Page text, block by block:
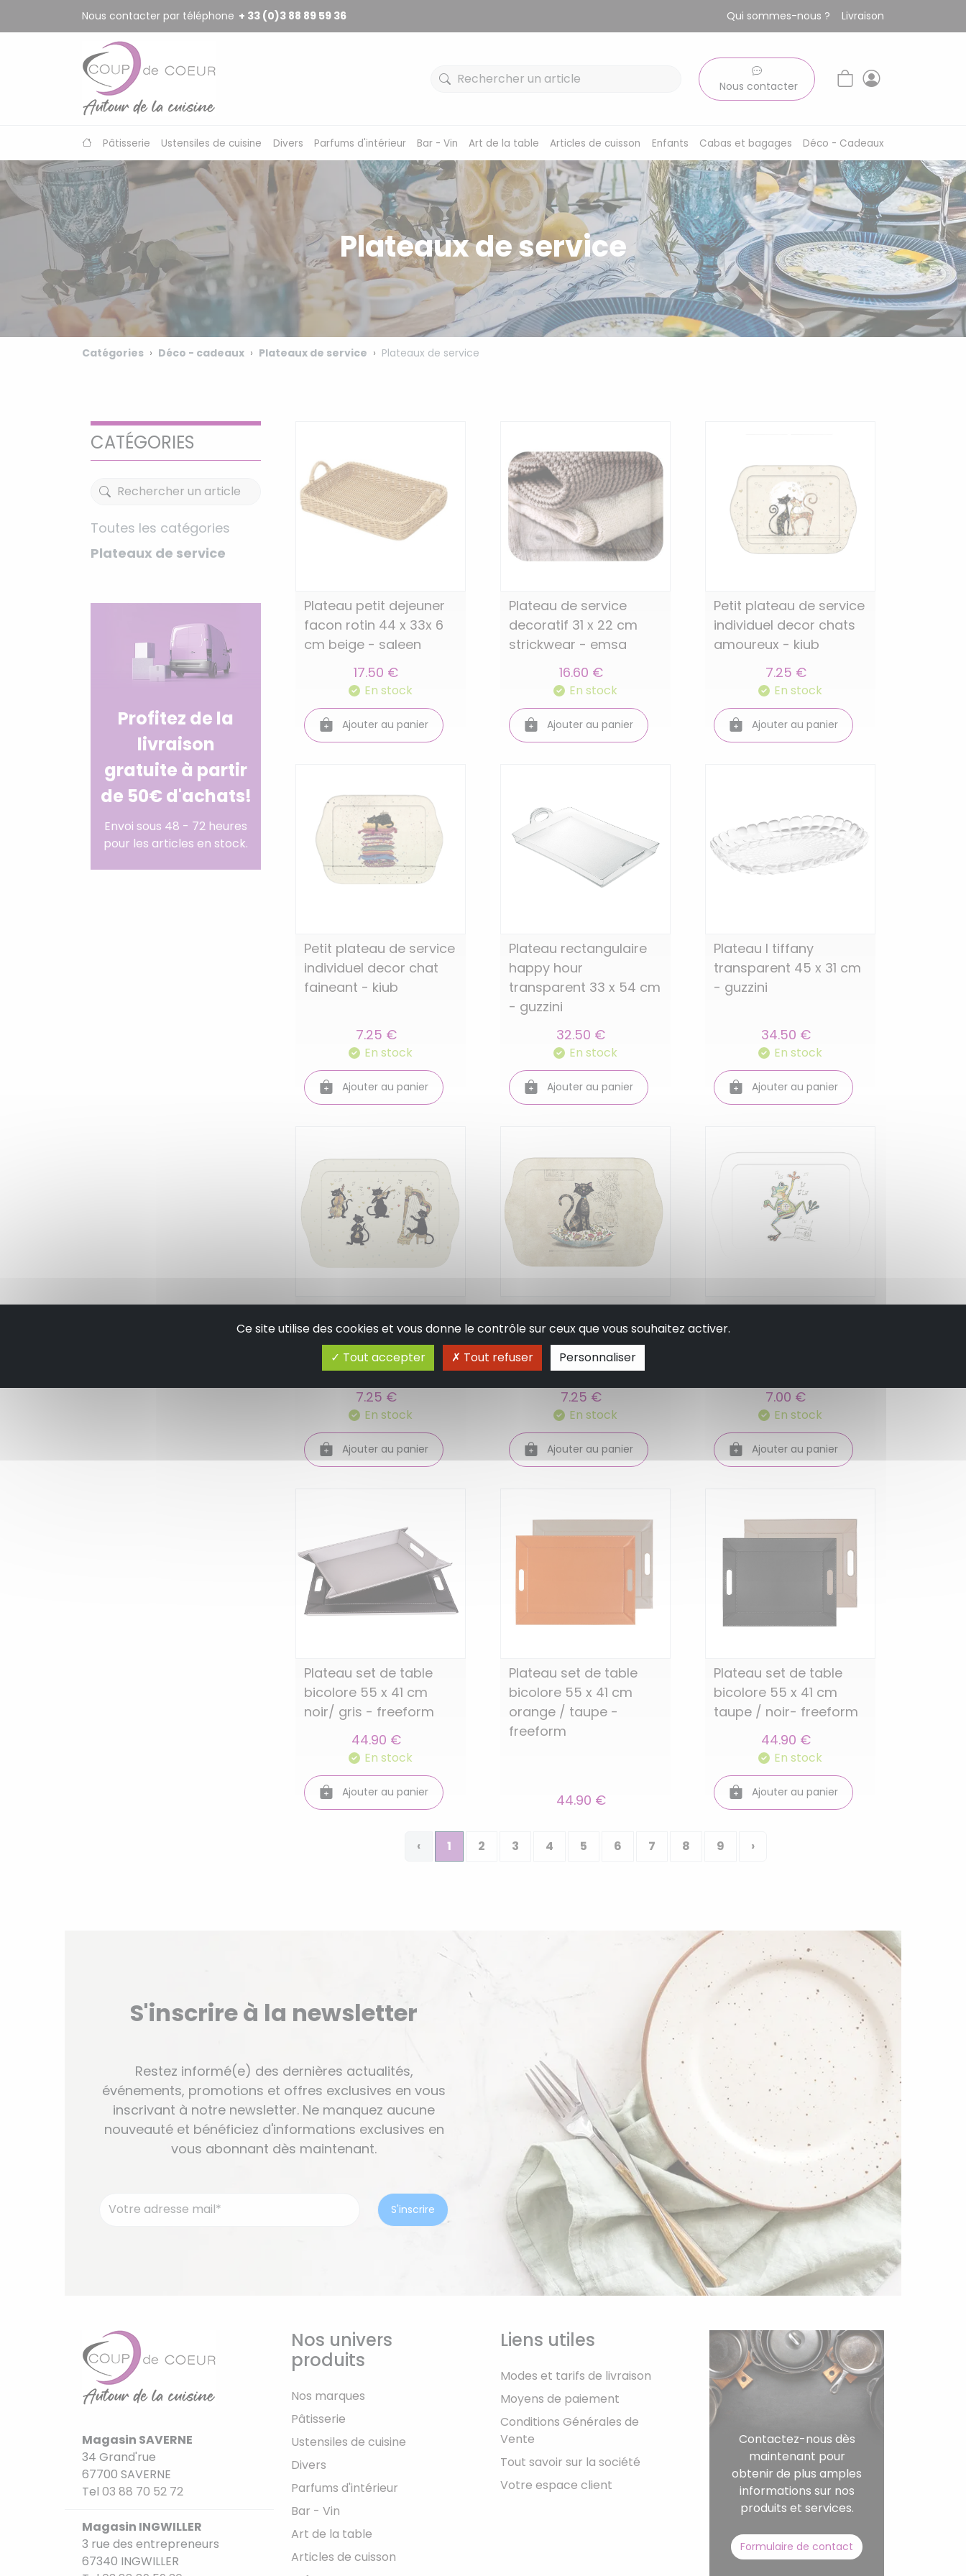
Nous contacter par téléphone + 33 (0)3 88 89 59 36 Qui sommes-nous ? Livraison
Nous contacter
Pâtisserie Ustensiles de cuisine Divers Parfums d'intérieur Bar - Vin Art de la table Articles de cuisson Enfants Cabas et bagages Déco - Cadeaux
Plateaux de service
Catégories Déco - cadeaux Plateaux de service Plateaux de service
CATÉGORIES
Toutes les catégories
Plateaux de service
Profitez de la
livraison
gratuite à partir
de 50€ d'achats!
Envoi sous 48 - 72 heures
pour les articles en stock.
Plateau petit dejeuner
facon rotin 44 x 33x 6
cm beige - saleen
17.50 €
En stock
Ajouter au panier
Plateau de service
decoratif 31 x 22 cm
strickwear - emsa
16.60 €
En stock
Ajouter au panier
Petit plateau de service
individuel decor chats
amoureux - kiub
7.25 €
En stock
Ajouter au panier
Petit plateau de service
individuel decor chat
faineant - kiub
7.25 €
En stock
Ajouter au panier
Plateau rectangulaire
happy hour
transparent 33 x 54 cm
- guzzini
32.50 €
En stock
Ajouter au panier
Plateau l tiffany
transparent 45 x 31 cm
- guzzini
34.50 €
En stock
Ajouter au panier
Petit plateau de service
individuel bug arts chat
musique - kiub
7.25 €
En stock
Ajouter au panier
Petit plateau de service
individuel bug arts
amys chat coussin -
kiub
7.25 €
En stock
Ajouter au panier
Petit plateau de service
individuel bug art kook
7.00 €
En stock
Ajouter au panier
Plateau set de table
bicolore 55 x 41 cm
noir/ gris - freeform
44.90 €
En stock
Ajouter au panier
Plateau set de table
bicolore 55 x 41 cm
orange / taupe -
freeform
44.90 €
Plateau set de table
bicolore 55 x 41 cm
taupe / noir- freeform
44.90 €
En stock
Ajouter au panier
‹ 1 2 3 4 5 6 7 8 9 ›
S'inscrire à la newsletter
Restez informé(e) des dernières actualités,
événements, promotions et offres exclusives en vous
inscrivant à notre newsletter. Ne manquez aucune
nouveauté et bénéficiez d'informations exclusives en
vous abonnant dès maintenant.
Magasin SAVERNE
34 Grand'rue
67700 SAVERNE
Tel 03 88 70 52 72
Magasin INGWILLER
3 rue des entrepreneurs
67340 INGWILLER
Nos univers
produits
Nos marques
Pâtisserie
Ustensiles de cuisine
Divers
Parfums d'intérieur
Bar - Vin
Art de la table
Articles de cuisson
Liens utiles
Modes et tarifs de livraison
Moyens de paiement
Conditions Générales de
Vente
Tout savoir sur la société
Votre espace client
Contactez-nous dès
maintenant pour
obtenir de plus amples
informations sur nos
produits et services.
Formulaire de contact
Panneau de gestion des cookies
Ce site utilise des cookies et vous donne le contrôle sur ceux que vous souhaitez activer.
Tout accepter
Tout refuser Personnaliser